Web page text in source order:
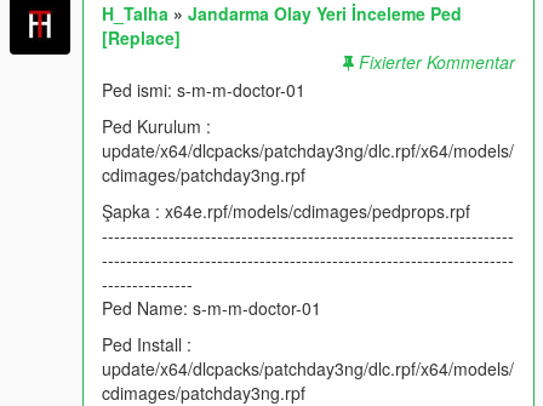
H_Talha » Jandarma Olay Yeri İnceleme Ped
[Replace]
Fixierter Kommentar
Ped ismi: s-m-m-doctor-01
Ped Kurulum :
update/x64/dlcpacks/patchday3ng/dlc.rpf/x64/models/
cdimages/patchday3ng.rpf
Şapka : x64e.rpf/models/cdimages/pedprops.rpf
--------------------------------------------------------------------
--------------------------------------------------------------------
---------------
Ped Name: s-m-m-doctor-01
Ped Install :
update/x64/dlcpacks/patchday3ng/dlc.rpf/x64/models/
cdimages/patchday3ng.rpf